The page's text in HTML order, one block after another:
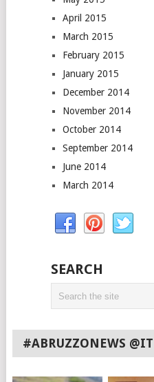
April 2015
March 2015
February 2015
January 2015
December 2014
November 2014
October 2014
September 2014
June 2014
March 2014
SEARCH
#ABRUZZONEWS @IT